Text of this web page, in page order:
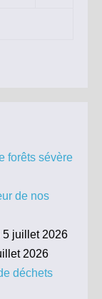
forêts sévère
de nos
5 juillet 2026
2026
déchets